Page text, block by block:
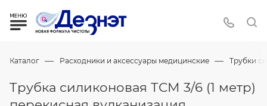
Каталог — Расходники и аксессуары медицинские — Трубки
Трубка силиконовая ТСМ 3/6 (1 метр)